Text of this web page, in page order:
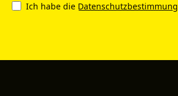
Ich habe die